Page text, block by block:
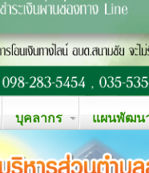
บุคลากร แผนพัฒน